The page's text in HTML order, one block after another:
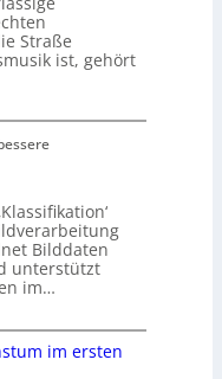
Straße
ist, gehört
Bilddaten
unterstützt
im…
im ersten